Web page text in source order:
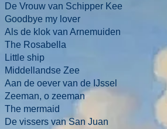
De Vrouw van Schipper Kee
Goodbye my lover
Als de klok van Arnemuiden
The Rosabella
Little ship
Middellandse Zee
Aan de oever van de IJssel
Zeeman, o zeeman
The mermaid
De vissers van San Juan